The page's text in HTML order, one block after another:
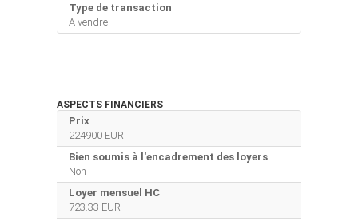
Type de transaction
A vendre
ASPECTS FINANCIERS
Prix
224900 EUR
Bien soumis à l'encadrement des loyers
Non
Loyer mensuel HC
723.33 EUR